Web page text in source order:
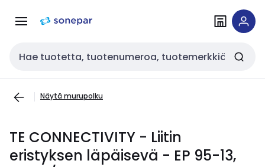
navigointiinsisältöön
Haku
Näytä murupolku
TE CONNECTIVITY - Liitin
eristyksen läpäisevä - EP 95-13,